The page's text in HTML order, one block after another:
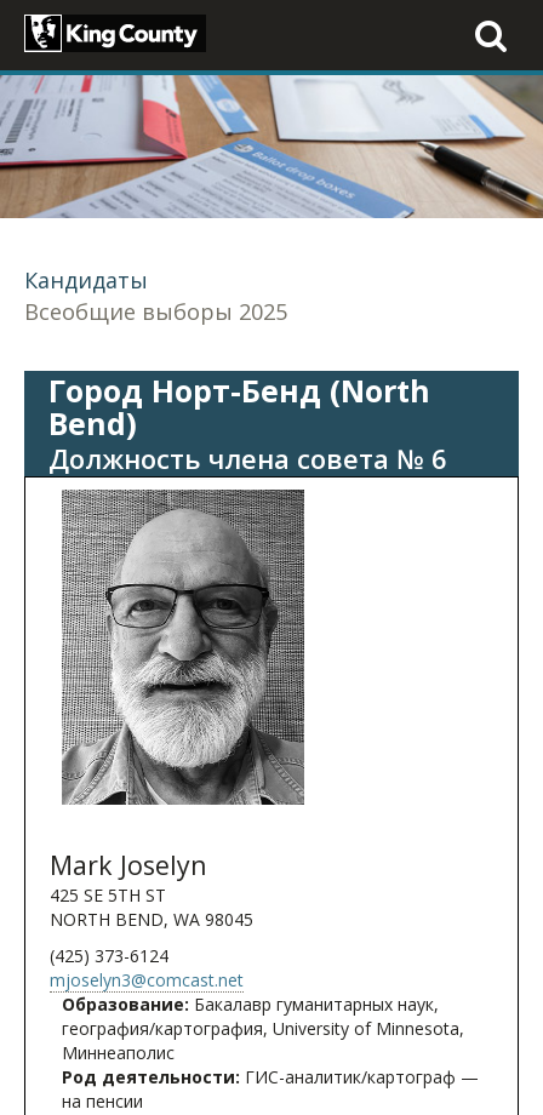
Toggle
Кандидаты
Всеобщие выборы 2025
Город Норт-Бенд (North
Bend)
Должность члена совета № 6
Mark Joselyn
425 SE 5TH ST
NORTH BEND, WA 98045
(425) 373-6124
mjoselyn3@comcast.net
Образование: Бакалавр гуманитарных наук,
география/картография, University of Minnesota,
Миннеаполис
Род деятельности: ГИС-аналитик/картограф —
на пенсии